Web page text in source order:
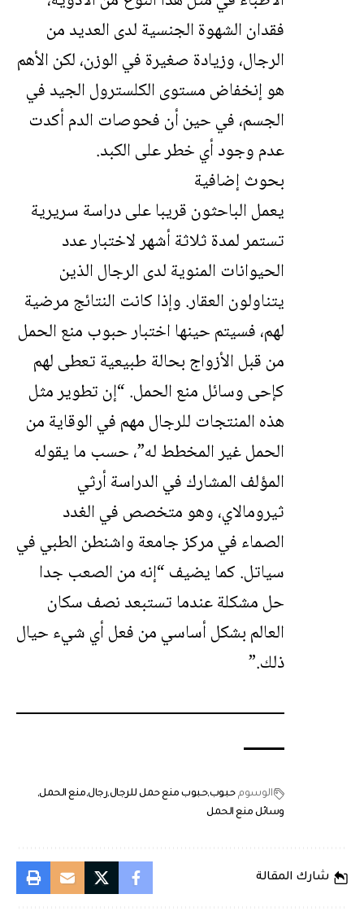
فقدان الشهوة الجنسية لدى العديد من
الرجال، وزيادة صغيرة في الوزن، لكن الأهم
هو إنخفاض مستوى الكلسترول الجيد في
الجسم، في حين أن فحوصات الدم أكدت
عدم وجود أي خطر على الكبد.
بحوث إضافية
يعمل الباحثون قريبا على دراسة سريرية
تستمر لمدة ثلاثة أشهر لاختبار عدد
الحيوانات المنوية لدى الرجال الذين
يتناولون العقار. وإذا كانت النتائج مرضية
لهم، فسيتم حينها اختبار حبوب منع الحمل
من قبل الأزواج بحالة طبيعية تعطى لهم
كإحى وسائل منع الحمل. “إن تطوير مثل
هذه المنتجات للرجال مهم في الوقاية من
الحمل غير المخطط له”، حسب ما يقوله
المؤلف المشارك في الدراسة أرثي
ثيرومالاي، وهو متخصص في الغدد
الصماء في مركز جامعة واشنطن الطبي في
سياتل. كما يضيف “إنه من الصعب جدا
حل مشكلة عندما تستبعد نصف سكان
العالم بشكل أساسي من فعل أي شيء حيال
ذلك.”
الوسوم حبوبحبوب منع حمل للرجالرجال منع الحمل
وسائل منع الحمل
شارك المقالة